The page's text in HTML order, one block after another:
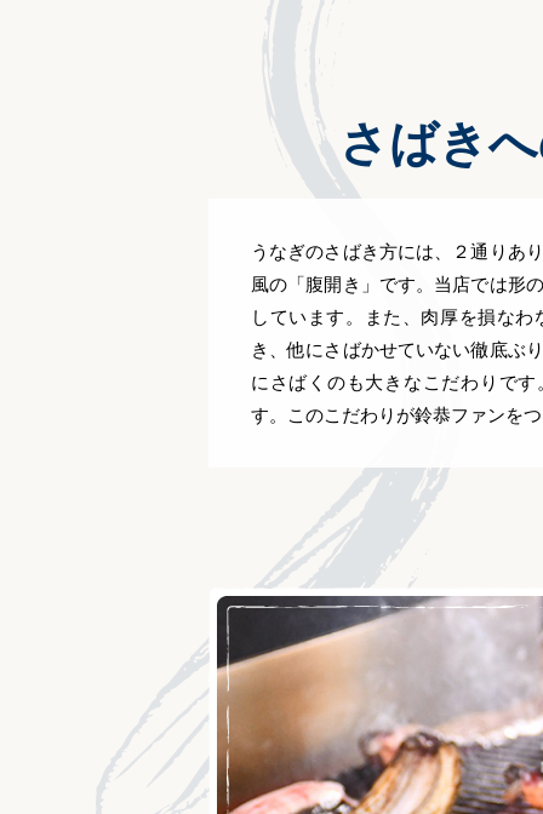
さばき
うなぎのさばき方には、２通りあ
風の「腹開き」です。当店では形
しています。また、肉厚を損な
き、他にさばかせていない徹底ぶ
にさばくのも大きなこだわりで
す。このこだわりが鈴恭ファンを